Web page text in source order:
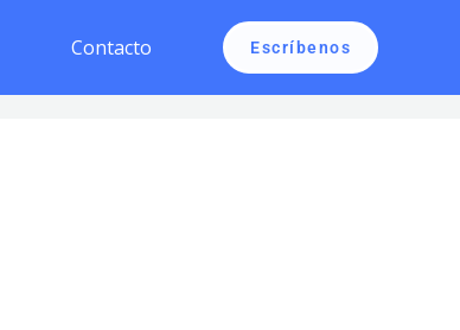
Contacto Escríbenos